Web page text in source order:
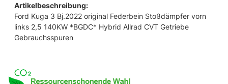
Artikelbeschreibung:
Ford Kuga 3 Bj.2022 original Federbein Stoßdämpfer vorn
links 2,5 140KW *BGDC* Hybrid Allrad CVT Getriebe
Gebrauchsspuren